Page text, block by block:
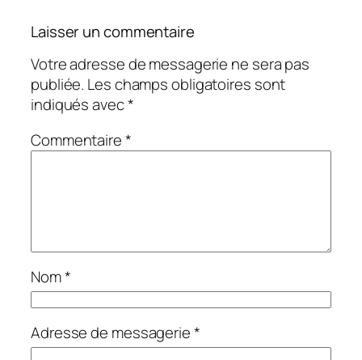
Laisser un commentaire
Votre adresse de messagerie ne sera pas
publiée. Les champs obligatoires sont
indiqués avec*
Commentaire*
Nom*
Adresse de messagerie*